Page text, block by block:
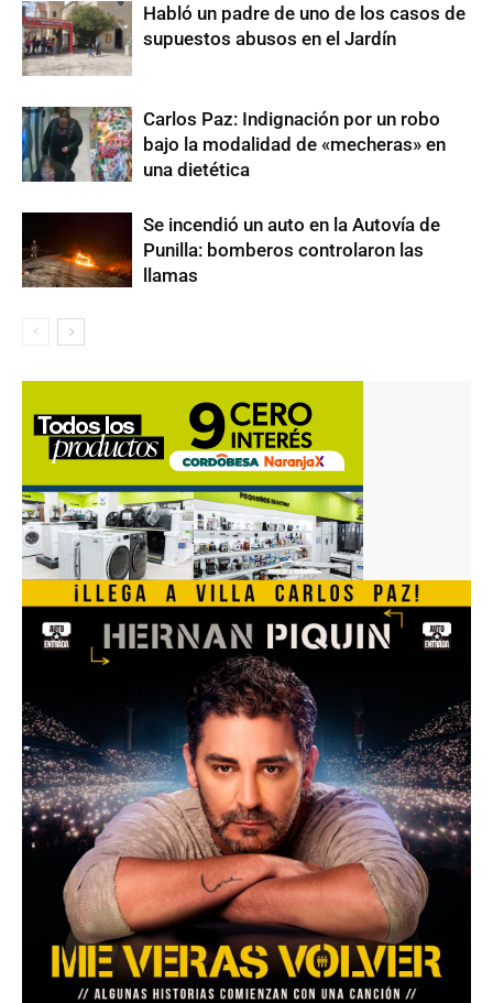
Habló un padre de uno de los casos de
supuestos abusos en el Jardín
Carlos Paz: Indignación por un robo
bajo la modalidad de «mecheras» en
una dietética
Se incendió un auto en la Autovía de
Punilla: bomberos controlaron las
llamas